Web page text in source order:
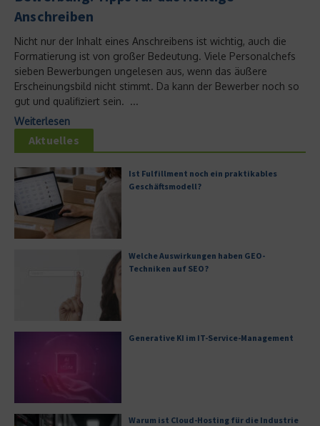
Anschreiben
Nicht nur der Inhalt eines Anschreibens ist wichtig, auch die
Formatierung ist von großer Bedeutung. Viele Personalchefs
sieben Bewerbungen ungelesen aus, wenn das äußere
Erscheinungsbild nicht stimmt. Da kann der Bewerber noch so
gut und qualifiziert sein. ...
Weiterlesen
Aktuelles
Ist Fulfillment noch ein praktikables
Geschäftsmodell?
Welche Auswirkungen haben GEO-
Techniken auf SEO?
Generative KI im IT-Service-Management
Warum ist Cloud-Hosting für die Industrie